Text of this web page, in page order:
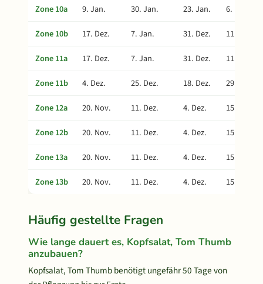
Zone 10a
9. Jan. 30. Jan. 23. Jan.
6. März
Zone 10b
17. Dez. 7. Jan. 31. Dez.
11. Feb.
Zone 11a
17. Dez. 7. Jan. 31. Dez.
11. Feb.
Zone 11b
4. Dez. 25. Dez. 18. Dez.
29. Jan.
Zone 12a
20. Nov. 11. Dez. 4. Dez.
15. Jan.
Zone 12b
20. Nov. 11. Dez. 4. Dez.
15. Jan.
Zone 13a
20. Nov. 11. Dez. 4. Dez.
15. Jan.
Zone 13b
20. Nov. 11. Dez. 4. Dez. 15. Jan.
Häufig gestellte Fragen
Wie lange dauert es, Kopfsalat, Tom Thumb
anzubauen?
Kopfsalat, Tom Thumb benötigt ungefähr 50 Tage von